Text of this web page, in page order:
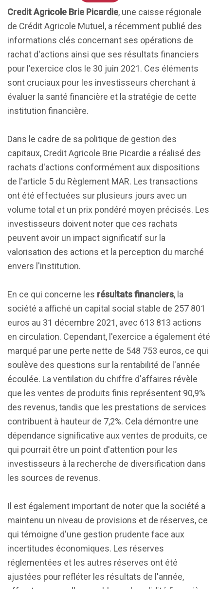
Credit Agricole Brie Picardie, une caisse régionale
de Crédit Agricole Mutuel, a récemment publié des
informations clés concernant ses opérations de
rachat d'actions ainsi que ses résultats financiers
pour l'exercice clos le 30 juin 2021. Ces éléments
sont cruciaux pour les investisseurs cherchant à
évaluer la santé financière et la stratégie de cette
institution financière.
Dans le cadre de sa politique de gestion des
capitaux, Credit Agricole Brie Picardie a réalisé des
rachats d'actions conformément aux dispositions
de l'article 5 du Règlement MAR. Les transactions
ont été effectuées sur plusieurs jours avec un
volume total et un prix pondéré moyen précisés. Les
investisseurs doivent noter que ces rachats
peuvent avoir un impact significatif sur la
valorisation des actions et la perception du marché
envers l'institution.
En ce qui concerne les résultats financiers, la
société a affiché un capital social stable de 257 801
euros au 31 décembre 2021, avec 613 813 actions
en circulation. Cependant, l'exercice a également été
marqué par une perte nette de 548 753 euros, ce qui
soulève des questions sur la rentabilité de l'année
écoulée. La ventilation du chiffre d'affaires révèle
que les ventes de produits finis représentent 90,9%
des revenus, tandis que les prestations de services
contribuent à hauteur de 7,2%. Cela démontre une
dépendance significative aux ventes de produits, ce
qui pourrait être un point d'attention pour les
investisseurs à la recherche de diversification dans
les sources de revenus.
Il est également important de noter que la société a
maintenu un niveau de provisions et de réserves, ce
qui témoigne d'une gestion prudente face aux
incertitudes économiques. Les réserves
réglementées et les autres réserves ont été
ajustées pour refléter les résultats de l'année,